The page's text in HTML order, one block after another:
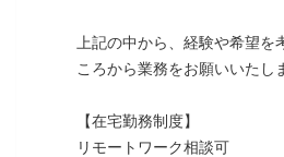
上記の中から、経験や希望を
ころから業務をお願いいたし
【在宅勤務制度】
リモートワーク相談可